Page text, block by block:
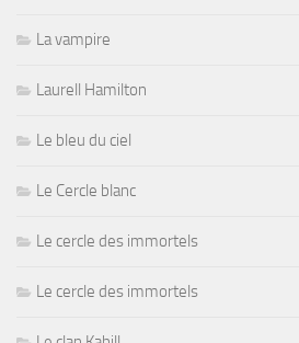
La vampire
Laurell Hamilton
Le bleu du ciel
Le Cercle blanc
Le cercle des immortels
Le cercle des immortels